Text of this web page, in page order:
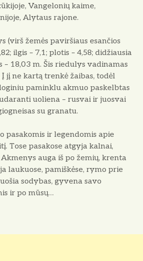
Vangelonių kaime,
Alytaus rajone.
(virš žemės paviršiaus esančios
ilgis – 7,1; plotis – 4,58; didžiausia
18,03 m. Šis riedulys vadinamas
jį ne kartą trenkė žaibas, todėl
paminklu akmuo paskelbtas
uoliena – rusvai ir juosvai
su granatu.
pasakomis ir legendomis apie
Tose pasakose atgyja kalnai,
auga iš po žemių, krenta
laukuose, pamiškėse, rymo prie
sodybas, gyvena savo
ir po mūsų…